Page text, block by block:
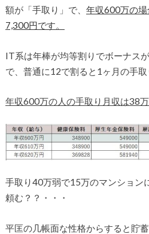
額が「手取り」で、 年収600万の
7,300円です。
IT系は年棒が均等割りでボーナス
で、普通に12で割ると1ヶ月の手取
年収600万の人の手取り月収は38
手取り40万弱で15万のマンション
頼む？？・・・
平匡の几帳面な性格からすると貯